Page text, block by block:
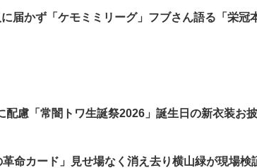
かず「ケモミミリーグ」フブさん語る「栄冠
慮「常闇トワ生誕祭2026」誕生日の新衣装お
命カード」見せ場なく消え去り横山緑が現場検